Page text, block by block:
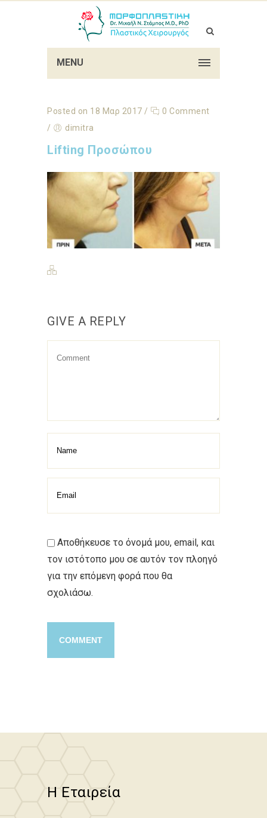
MENU
Posted on 18 Μαρ 2017 /
0 Comment
/
dimitra
Lifting Προσώπου
GIVE A REPLY
Αποθήκευσε το όνομά μου, email, και
τον ιστότοπο μου σε αυτόν τον πλοηγό
για την επόμενη φορά που θα
σχολιάσω.
Η Εταιρεία